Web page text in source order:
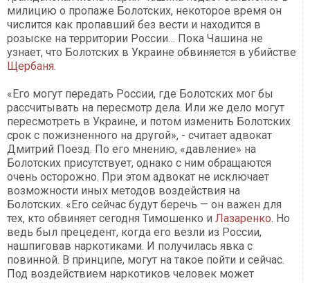
милицию о пропаже Болотских, некоторое время он
числится как пропавший без вести и находится в
розыске на территории России… Пока Чашина не
узнает, что Болотских в Украине обвиняется в убийстве
Щербаня.
«Его могут передать России, где Болотских мог бы
рассчитывать на пересмотр дела. Или же дело могут
пересмотреть в Украине, и потом изменить Болотских
срок с пожизненного на другой», - считает адвокат
Дмитрий Поезд. По его мнению, «давление» на
Болотских присутствует, однако с ним обращаются
очень осторожно. При этом адвокат не исключает
возможности иных методов воздействия на
Болотских. «Его сейчас будут беречь — он важен для
тех, кто обвиняет сегодня Тимошенко и Лазаренко. Но
ведь был прецедент, когда его везли из России,
нашпиговав наркотиками. И получилась явка с
повинной. В принципе, могут на такое пойти и сейчас.
Под воздействием наркотиков человек может